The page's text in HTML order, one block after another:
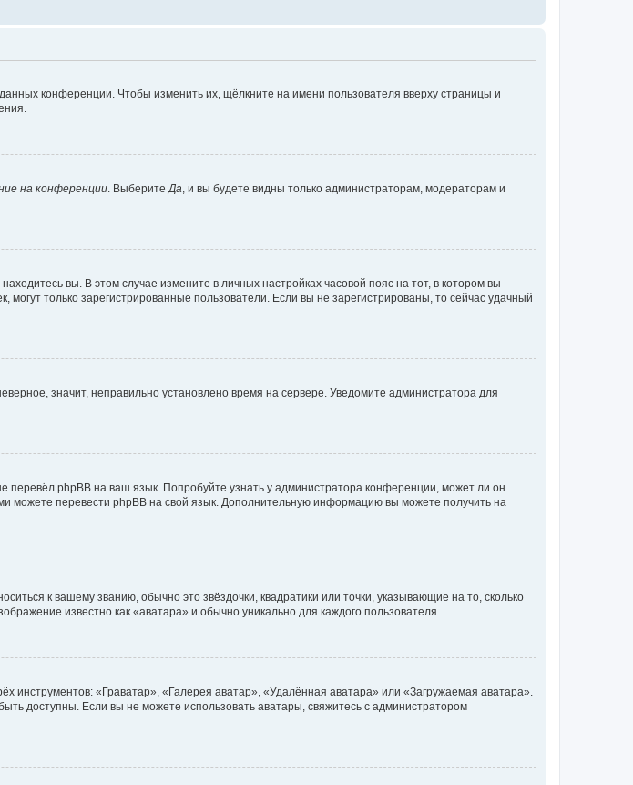
конференции. Чтобы изменить их, щёлкните на имени пользователя вверху страницы и
на конференции . Выберите Да , и вы будете видны только администраторам, модераторам и
вы. В этом случае измените в личных настройках часовой пояс на тот, в котором вы
могут только зарегистрированные пользователи. Если вы не зарегистрированы, то сейчас удачный
значит, неправильно установлено время на сервере. Уведомите администратора для
phpBB на ваш язык. Попробуйте узнать у администратора конференции, может ли он
можете перевести phpBB на свой язык. Дополнительную информацию вы можете получить на
к вашему званию, обычно это звёздочки, квадратики или точки, указывающие на то, сколько
известно как «аватара» и обычно уникально для каждого пользователя.
инструментов: «Граватар», «Галерея аватар», «Удалённая аватара» или «Загружаемая аватара».
доступны. Если вы не можете использовать аватары, свяжитесь с администратором